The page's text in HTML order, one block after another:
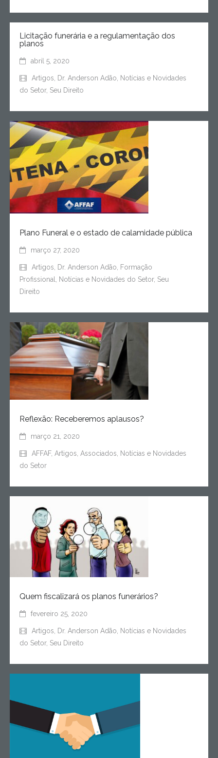
Licitação funerária e a regulamentação dos
planos
abril 5, 2020
Artigos Dr. Anderson Adão
Notícias e Novidades
do Setor, Seu Direito
Plano Funeral e o estado de calamidade pública
março 27, 2020
Artigos Dr. Anderson Adão
Formação
Profissional
Notícias e Novidades do Setor, Seu
Direito
Reflexão: Receberemos aplausos?
março 21, 2020
AFFAF, Artigos, Associados, Notícias e Novidades
do Setor
Quem fiscalizará os planos funerários?
fevereiro 25, 2020
Artigos Dr. Anderson Adão
Notícias e Novidades
do Setor, Seu Direito